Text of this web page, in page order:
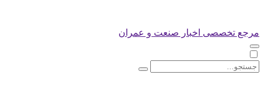
مرجع تخصصی اخبار صنعت و عمران